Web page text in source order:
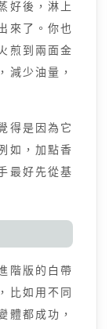
好後，淋上
來了。你也
煎到兩面金
減少油量，
得是因為它
如，加點香
最好先從基
階版的白帶
比如用不同
體都成功，